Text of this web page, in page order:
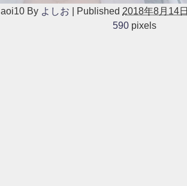
aoi10 By よしお Published 2018年8月14日
590pixels